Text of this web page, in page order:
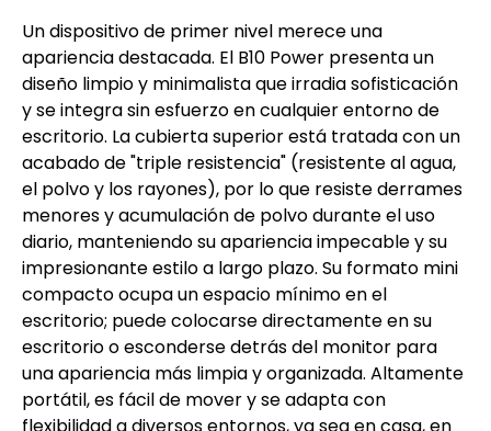
Un dispositivo de primer nivel merece una
apariencia destacada. El B10 Power presenta un
diseño limpio y minimalista que irradia sofisticación
y se integra sin esfuerzo en cualquier entorno de
escritorio. La cubierta superior está tratada con un
acabado de "triple resistencia" (resistente al agua,
el polvo y los rayones), por lo que resiste derrames
menores y acumulación de polvo durante el uso
diario, manteniendo su apariencia impecable y su
impresionante estilo a largo plazo. Su formato mini
compacto ocupa un espacio mínimo en el
escritorio; puede colocarse directamente en su
escritorio o esconderse detrás del monitor para
una apariencia más limpia y organizada. Altamente
portátil, es fácil de mover y se adapta con